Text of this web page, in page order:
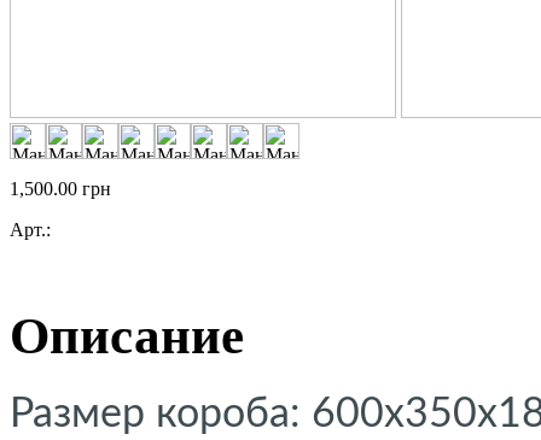
1,500.00 грн
Арт.:
Описание
Размер короба: